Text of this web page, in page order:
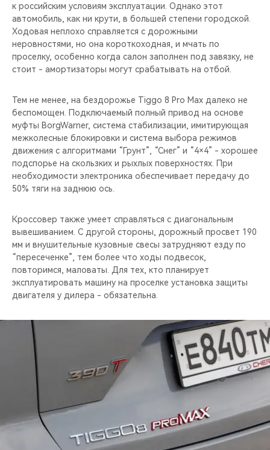
к российским условиям эксплуатации. Однако этот
автомобиль, как ни крути, в большей степени городской.
Ходовая неплохо справляется с дорожными
неровностями, но она короткоходная, и мчать по
проселку, особенно когда салон заполнен под завязку, не
стоит - амортизаторы могут срабатывать на отбой.
Тем не менее, на бездорожье Tiggo 8 Pro Maх далеко не
беспомощен. Подключаемый полный привод на основе
муфты BorgWarner, система стабилизации, имитирующая
межколесные блокировки и система выбора режимов
движения с алгоритмами “Грунт”, “Снег” и “4×4” - хорошее
подспорье на скользких и рыхлых поверхностях. При
необходимости электроника обеспечивает передачу до
50% тяги на заднюю ось.
Кроссовер также умеет справляться с диагональным
вывешиванием. С другой стороны, дорожный просвет 190
мм и внушительные кузовные свесы затрудняют езду по
“пересеченке”, тем более что ходы подвесок,
повторимся, маловаты. Для тех, кто планирует
эксплуатировать машину на проселке установка защиты
двигателя у дилера - обязательна.